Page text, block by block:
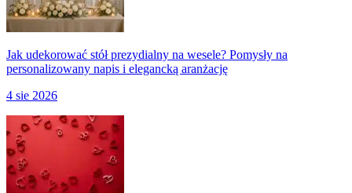
Jak udekorować stół prezydialny na wesele? Pomysły na
personalizowany napis i elegancką aranżację
4 sie 2026